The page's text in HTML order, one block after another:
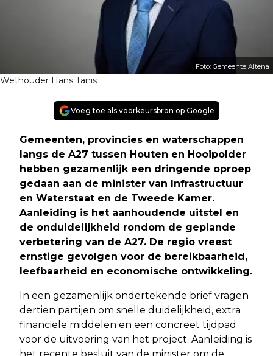
Foto: Gemeente Altena
Wethouder Hans Tanis
Voeg toe als voorkeursbron op Google
Gemeenten, provincies en waterschappen
langs de A27 tussen Houten en Hooipolder
hebben gezamenlijk een dringende oproep
gedaan aan de minister van Infrastructuur
en Waterstaat en de Tweede Kamer.
Aanleiding is het aanhoudende uitstel en
de onduidelijkheid rondom de geplande
verbetering van de A27. De regio vreest
ernstige gevolgen voor de bereikbaarheid,
leefbaarheid en economische ontwikkeling.
In een gezamenlijk ondertekende brief vragen
dertien partijen om snelle duidelijkheid, extra
financiële middelen en een concreet tijdpad
voor de uitvoering van het project. Aanleiding is
het recente besluit van de minister om de